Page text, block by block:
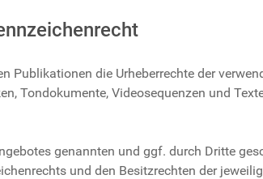
Publikationen die Urheberrechte der
Tondokumente, Videosequenzen und
genannten und ggf. durch Dritte
und den Besitzrechten der